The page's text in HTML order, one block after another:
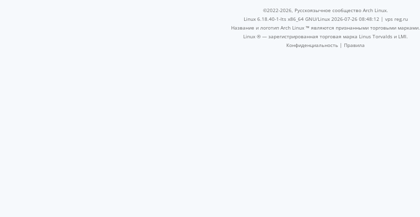
©2022-2026, Русскоязычное сообщество Arch Linux.
Linux 6.18.40-1-lts x86_64 GNU/Linux 2026-07-26 08:48:12 | vps reg.ru
Название и логотип Arch Linux ™ являются признанными торговыми марками.
Linux ® — зарегистрированная торговая марка Linus Torvalds и LMI.
Конфиденциальность | Правила